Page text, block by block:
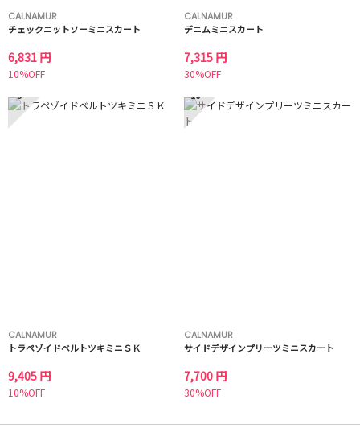
CALNAMUR
チェックニットソーミニスカート
6,831 円
10%OFF
CALNAMUR
デニムミニスカート
7,315 円
30%OFF
9
CALNAMUR
トラペゾイドベルトツキミニＳＫ
9,405 円
10%OFF
10
CALNAMUR
サイドデザインプリーツミニスカート
7,700 円
30%OFF